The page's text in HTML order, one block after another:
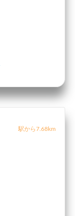
駅から7.68km